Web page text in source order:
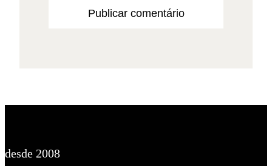
desde 2008